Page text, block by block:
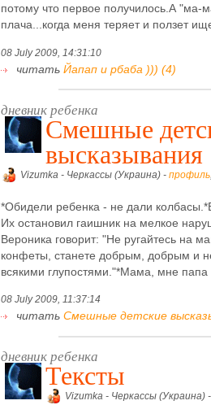
потому что первое получилось.А "ма-
плача...когда меня теряет и ползет
08 July 2009, 14:31:10
читать Йапап и рбаба ))) (4)
дневник ребенка
Смешные
высказывания
Vizumka - Черкассы (Украина) - профиль
*Обидели ребенка - не дали
Их остановил гаишник на мелкое
Вероника говорит: "Не ругайтесь на
конфеты, станете добрым, добрым и
всякими глупостями."*Мама, мне
08 July 2009, 11:37:14
читать Смешные детские
дневник ребенка
Тексты
Vizumka - Черкассы (Украина)